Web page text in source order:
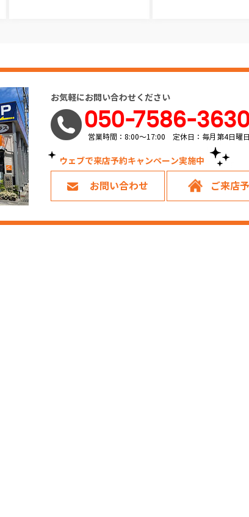
お気軽にお問い合わせください
050-7586-
営業時間：8:00～17:00 定休日：毎月第4日曜日
ウェブで来店予約キャンペーン実施中！
お問い合わせ ご来店